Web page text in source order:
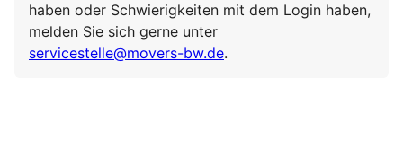
haben oder Schwierigkeiten mit dem Login haben,
melden Sie sich gerne unter
servicestelle@movers-bw.de.